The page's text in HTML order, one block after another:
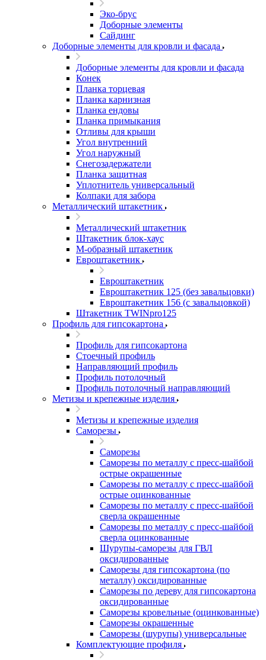
Эко-брус
Доборные элементы
Сайдинг
Доборные элементы для кровли и фасада
Доборные элементы для кровли и фасада
Конек
Планка торцевая
Планка карнизная
Планка ендовы
Планка примыкания
Отливы для крыши
Угол внутренний
Угол наружный
Снегозадержатели
Планка защитная
Уплотнитель универсальный
Колпаки для забора
Металлический штакетник
Металлический штакетник
Штакетник блок-хаус
М-образный штакетник
Евроштакетник
Евроштакетник
Евроштакетник 125 (без завальцовки)
Евроштакетник 156 (с завальцовкой)
Штакетник TWINpro125
Профиль для гипсокартона
Профиль для гипсокартона
Стоечный профиль
Направляющий профиль
Профиль потолочный
Профиль потолочный направляющий
Метизы и крепежные изделия
Метизы и крепежные изделия
Саморезы
Саморезы
Саморезы по металлу с пресс-шайбой
острые окрашенные
Саморезы по металлу с пресс-шайбой
острые оцинкованные
Саморезы по металлу с пресс-шайбой
сверла окрашенные
Саморезы по металлу с пресс-шайбой
сверла оцинкованные
Шурупы-саморезы для ГВЛ
оксидированные
Саморезы для гипсокартона (по
металлу) оксидированные
Саморезы по дереву для гипсокартона
оксидированные
Саморезы кровельные (оцинкованные)
Саморезы окрашенные
Саморезы (шурупы) универсальные
Комплектующие профиля